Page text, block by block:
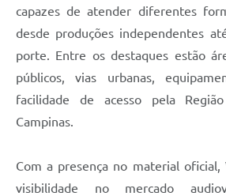
capazes de atender diferentes
desde produções independentes
porte. Entre os destaques estão
públicos, vias urbanas,
facilidade de acesso pela
Campinas.
Com a presença no material oficial,
visibilidade no mercado